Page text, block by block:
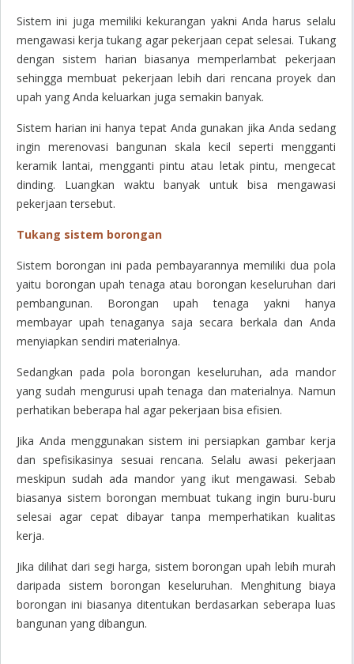
Sistem ini juga memiliki kekurangan yakni Anda harus selalu
mengawasi kerja tukang agar pekerjaan cepat selesai. Tukang
dengan sistem harian biasanya memperlambat pekerjaan
sehingga membuat pekerjaan lebih dari rencana proyek dan
upah yang Anda keluarkan juga semakin banyak.
Sistem harian ini hanya tepat Anda gunakan jika Anda sedang
ingin merenovasi bangunan skala kecil seperti mengganti
keramik lantai, mengganti pintu atau letak pintu, mengecat
dinding. Luangkan waktu banyak untuk bisa mengawasi
pekerjaan tersebut.
Tukang sistem borongan
Sistem borongan ini pada pembayarannya memiliki dua pola
yaitu borongan upah tenaga atau borongan keseluruhan dari
pembangunan. Borongan upah tenaga yakni hanya
membayar upah tenaganya saja secara berkala dan Anda
menyiapkan sendiri materialnya.
Sedangkan pada pola borongan keseluruhan, ada mandor
yang sudah mengurusi upah tenaga dan materialnya. Namun
perhatikan beberapa hal agar pekerjaan bisa efisien.
Jika Anda menggunakan sistem ini persiapkan gambar kerja
dan spefisikasinya sesuai rencana. Selalu awasi pekerjaan
meskipun sudah ada mandor yang ikut mengawasi. Sebab
biasanya sistem borongan membuat tukang ingin buru-buru
selesai agar cepat dibayar tanpa memperhatikan kualitas
kerja.
Jika dilihat dari segi harga, sistem borongan upah lebih murah
daripada sistem borongan keseluruhan. Menghitung biaya
borongan ini biasanya ditentukan berdasarkan seberapa luas
bangunan yang dibangun.